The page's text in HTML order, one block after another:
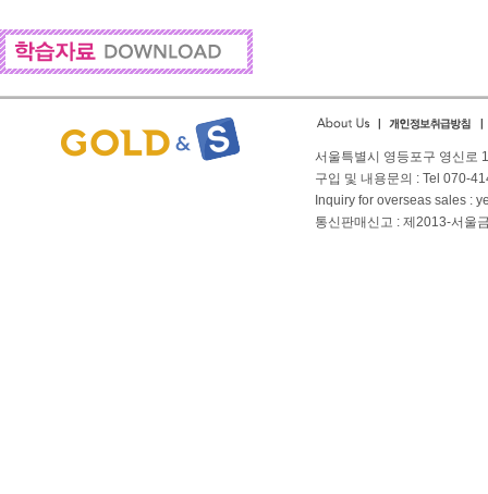
서울특별시 영등포구 영신로
구입 및 내용문의 : Tel 070-
Inquiry for overseas sales :
통신판매신고 : 제2013-서울